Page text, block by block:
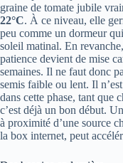
graine de tomate jubile
22°C. À ce niveau, elle
peu comme un dormeur
soleil matinal. En
patience devient de mise
semaines. Il ne faut donc
semis faible ou lent. Il
dans cette phase, tant que
c’est déjà un bon début.
à proximité d’une source
la box internet, peut